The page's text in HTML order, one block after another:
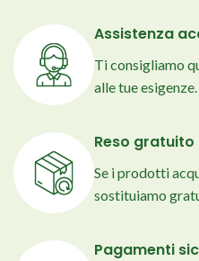
Assistenza
Ti consigliamo
alle tue
Reso gratuito
Se i prodotti
sostituiamo
Pagamenti